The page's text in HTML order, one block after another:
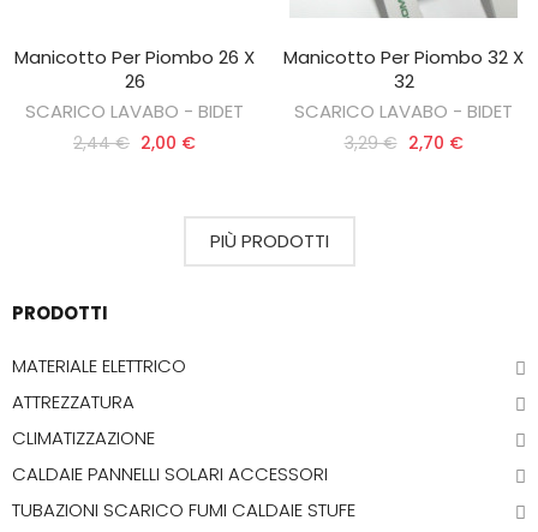
AGGIUNGI AL CARRELLO
Manicotto Per Piombo 26 X
26
SCARICO LAVABO - BIDET
2,44 € 2,00 €
AGGIUNGI AL CARRELLO
Manicotto Per Piombo 32 X
32
SCARICO LAVABO - BIDET
3,29 € 2,70 €
PIÙ PRODOTTI
PRODOTTI
MATERIALE ELETTRICO
ATTREZZATURA
CLIMATIZZAZIONE
CALDAIE PANNELLI SOLARI ACCESSORI
TUBAZIONI SCARICO FUMI CALDAIE STUFE